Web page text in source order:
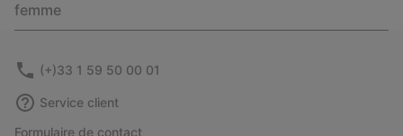
femme
(+)33 1 59 50 00 01
Service client
Formulaire de contact